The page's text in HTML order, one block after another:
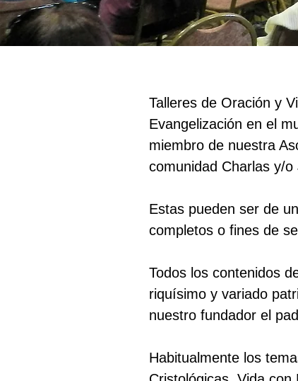
Talleres de Oración y
Evangelización en el
miembro de nuestra
comunidad Charlas y/
Estas pueden ser de
completos o fines de
Todos los contenidos
riquísimo y variado
nuestro fundador el
Habitualmente los